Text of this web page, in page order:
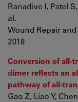
Ranadive I, Patel
al.
Wound Repair
2018
Conversion of all-
dimer reflects an
pathway of all-
Gao Z, Liao Y,